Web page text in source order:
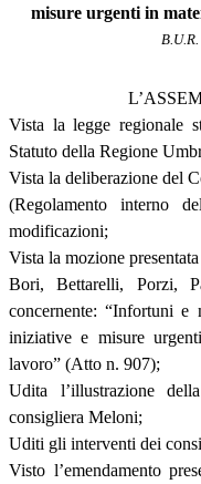
misure urgenti in
Vista la legge regionale
Statuto della Regione
Vista la deliberazione del
(Regolamento interno
modificazioni;
Vista la mozione
Bori, Bettarelli, Porzi,
concernente: “Infortuni
iniziative e misure
lavoro” (Atto n. 907);
Udita l’illustrazione
consigliera Meloni;
Uditi gli interventi dei
Visto l’emendamento